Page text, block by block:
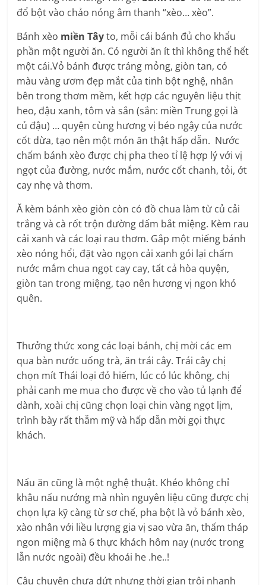
đổ bột vào chảo nóng âm thanh “xèo… xèo”.
Bánh xèo miền Tâyto, mỗi cái bánh đủ cho khẩu
phần một người ăn. Có người ăn ít thì không thể hết
một cái.Vỏ bánh được tráng mỏng, giòn tan, có
màu vàng ươm đẹp mắt của tinh bột nghệ, nhân
bên trong thơm mềm, kết hợp các nguyên liệu thịt
heo, đậu xanh, tôm và sắn (sắn: miền Trung gọi là
củ đậu) … quyện cùng hương vị béo ngậy của nước
cốt dừa, tạo nên một món ăn thật hấp dẫn. Nước
chấm bánh xèo được chị pha theo tỉ lệ hợp lý với vị
ngọt của đường, nước mắm, nước cốt chanh, tỏi, ớt
cay nhẹ và thơm.
Ă kèm bánh xèo giòn còn có đồ chua làm từ củ cải
trắng và cà rốt trộn đường dấm bắt miệng. Kèm rau
cải xanh và các loại rau thơm. Gắp một miếng bánh
xèo nóng hổi, đặt vào ngọn cải xanh gói lại chấm
nước mắm chua ngọt cay cay, tất cả hòa quyện,
giòn tan trong miệng, tạo nên hương vị ngon khó
quên.
Thưởng thức xong các loại bánh, chị mời các em
qua bàn nước uống trà, ăn trái cây. Trái cây chị
chọn mít Thái loại đỏ hiếm, lúc có lúc không, chị
phải canh me mua cho được về cho vào tủ lạnh để
dành, xoài chị cũng chọn loại chin vàng ngọt lịm,
trình bày rất thẫm mỹ và hấp dẫn mời gọi thực
khách.
Nấu ăn cũng là một nghệ thuật. Khéo không chỉ
khâu nấu nướng mà nhìn nguyên liệu cũng được chị
chọn lựa kỹ càng từ sơ chế, pha bột là vỏ bánh xèo,
xào nhân với liều lượng gia vị sao vừa ăn, thấm tháp
ngon miệng mà 6 thực khách hôm nay (nước trong
lẫn nước ngoài) đều khoái he .he..!
Câu chuyện chưa dứt nhưng thời gian trôi nhanh